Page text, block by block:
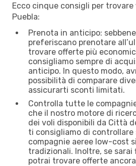
Ecco cinque consigli per
Puebla:
Prenota in anticipo:
preferiscano prenotare
trovare offerte più
consigliamo sempre di
anticipo. In questo modo,
possibilità di comparare
assicurarti sconti limitati.
Controlla tutte le
che il nostro motore di
dei voli disponibili da Città
ti consigliamo di controllare
compagnie aeree low-cost
tradizionali. Inoltre, se sarai
potrai trovare offerte